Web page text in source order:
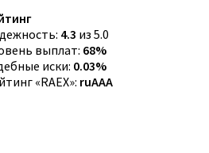
4.3 из 5.0
выплат: 68%
иски: 0.03%
«RAEX»: ruAAA